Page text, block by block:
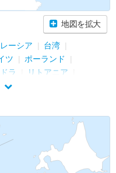
地図を拡大
ーシア
台湾
ツ
ポーランド
ラ
リトアニア